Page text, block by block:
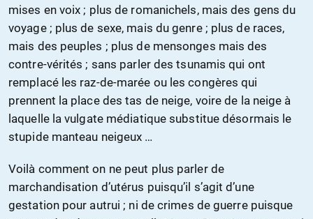
mises en voix ; plus de romanichels, mais des gens du
voyage ; plus de sexe, mais du genre ; plus de races,
mais des peuples ; plus de mensonges mais des
contre-vérités ; sans parler des tsunamis qui ont
remplacé les raz-de-marée ou les congères qui
prennent la place des tas de neige, voire de la neige à
laquelle la vulgate médiatique substitue désormais le
stupide manteau neigeux …
Voilà comment on ne peut plus parler de
marchandisation d’utérus puisqu’il s’agit d’une
gestation pour autrui ; ni de crimes de guerre puisque